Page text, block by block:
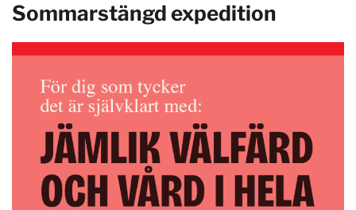
Sommarstängd expedition